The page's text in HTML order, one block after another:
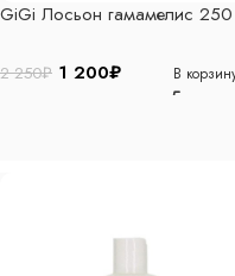
GiGi Лосьон гамамелис
2 250₽ 1 200₽ В